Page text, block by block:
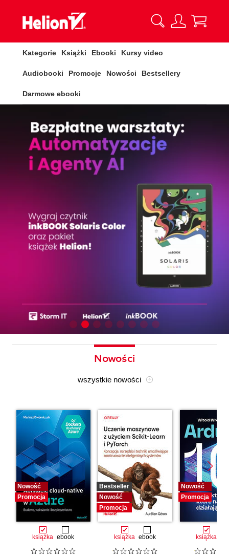
Kategorie Książki Ebooki Kursy video
Audiobooki Promocje Nowości Bestsellery
Darmowe ebooki
Nowości
wszystkie nowości
Nowość
Promocja
książka ebook
Bestseller
Nowość
Promocja
książka ebook
Nowość
Promocja
książka